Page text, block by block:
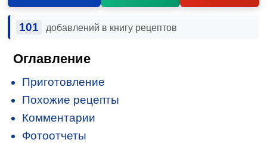
101 добавлений в книгу рецептов
Оглавление
Приготовление
Похожие рецепты
Комментарии
Фотоотчеты